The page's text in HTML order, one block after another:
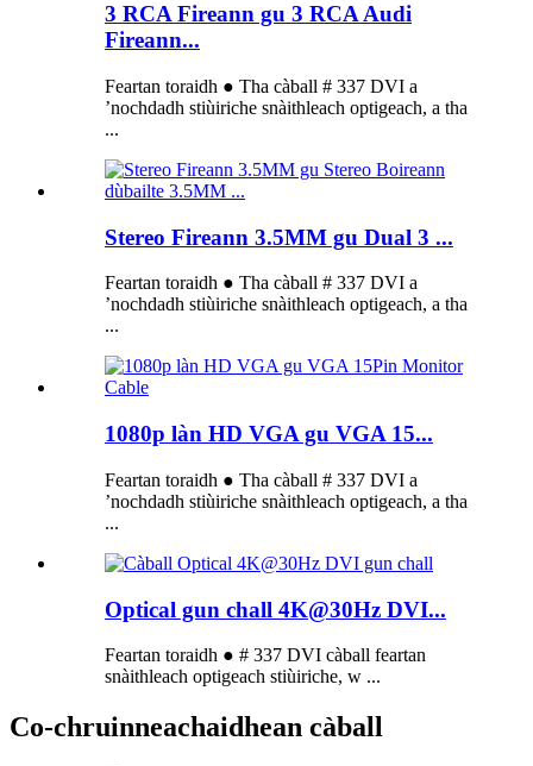
3 RCA Fireann gu 3 RCA Audi
Fireann...
Feartan toraidh ● Tha càball # 337 DVI a
’nochdadh stiùiriche snàithleach optigeach, a tha
...
Stereo Fireann 3.5MM gu Dual 3 ...
Feartan toraidh ● Tha càball # 337 DVI a
’nochdadh stiùiriche snàithleach optigeach, a tha
...
1080p làn HD VGA gu VGA 15...
Feartan toraidh ● Tha càball # 337 DVI a
’nochdadh stiùiriche snàithleach optigeach, a tha
...
Optical gun chall 4K@30Hz DVI...
Feartan toraidh ● # 337 DVI càball feartan
snàithleach optigeach stiùiriche, w ...
Co-chruinneachaidhean càball